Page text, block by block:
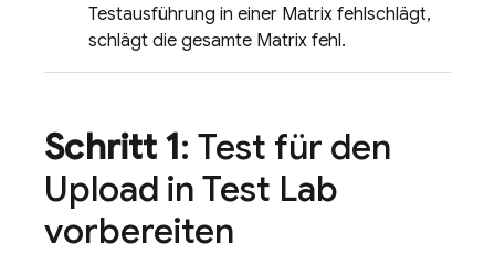
Testausführung in einer Matrix fehlschlägt,
schlägt die gesamte Matrix fehl.
Schritt 1: Test für den
Upload in Test Lab
vorbereiten